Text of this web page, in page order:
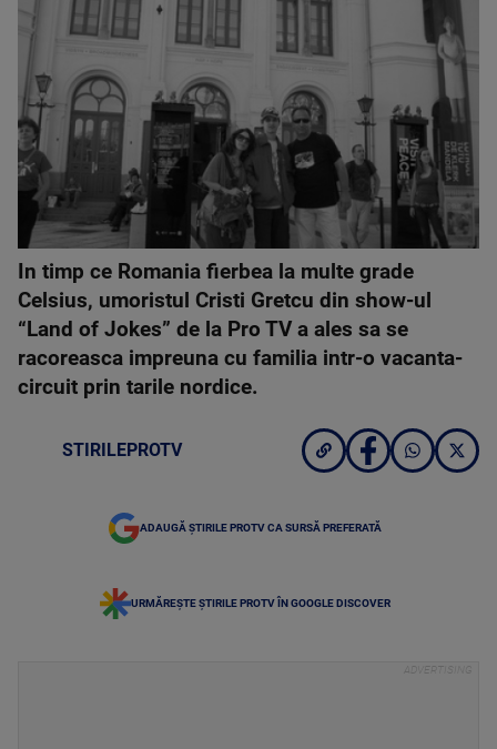
In timp ce Romania fierbea la multe grade
Celsius, umoristul Cristi Gretcu din show-ul
“Land of Jokes” de la Pro TV a ales sa se
racoreasca impreuna cu familia intr-o vacanta-
circuit prin tarile nordice.
STIRILEPROTV
ADAUGĂ ȘTIRILE PROTV CA SURSĂ PREFERATĂ
URMĂREȘTE ȘTIRILE PROTV ÎN GOOGLE DISCOVER